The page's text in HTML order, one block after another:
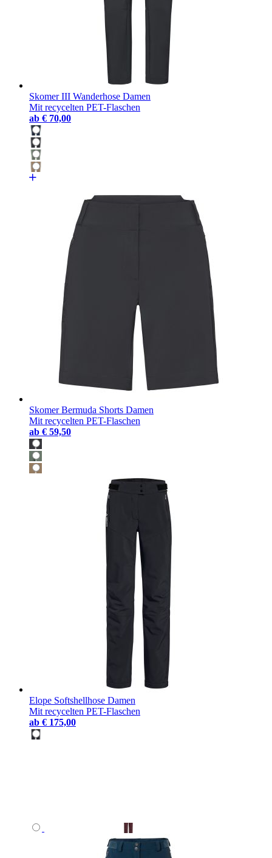
Skomer III Wanderhose Damen
Mit recycelten PET-Flaschen
ab € 70,00
Skomer Bermuda Shorts Damen
Mit recycelten PET-Flaschen
ab € 59,50
Elope Softshellhose Damen
Mit recycelten PET-Flaschen
ab € 175,00